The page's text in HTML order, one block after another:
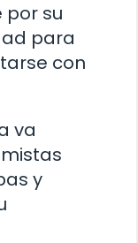
por su
para
con
va
y